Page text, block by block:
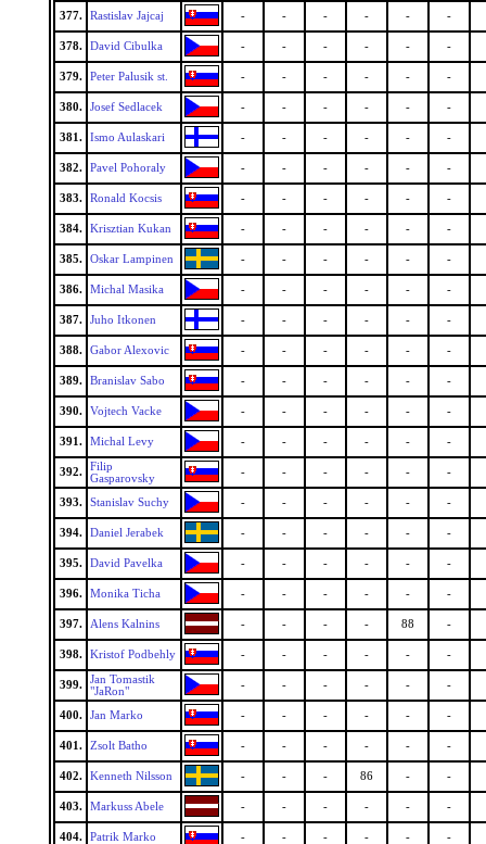
377. Rastislav Jajcaj - - - - - -
378. David Cibulka - - - - - -
379. Peter Palusik st. - - - - - -
380. Josef Sedlacek - - - - - -
381. Ismo Aulaskari - - - - - -
382. Pavel Pohoraly - - - - - -
383. Ronald Kocsis - - - - - -
384. Krisztian Kukan - - - - - -
385. Oskar Lampinen - - - - - -
386. Michal Masika - - - - - -
387. Juho Itkonen - - - - - -
388. Gabor Alexovic - - - - - -
389. Branislav Sabo - - - - - -
390. Vojtech Vacke - - - - - -
391. Michal Levy - - - - - -
392.
Filip
Gasparovsky
- - - - - -
393. Stanislav Suchy - - - - - -
394. Daniel Jerabek - - - - - -
395. David Pavelka - - - - - -
396. Monika Ticha - - - - - -
397. Alens Kalnins - - - - 88 -
398. Kristof Podbehly - - - - - -
399.
Jan Tomastik
"JaRon"
- - - - - -
400. Jan Marko - - - - - -
401. Zsolt Batho - - - - - -
402. Kenneth Nilsson - - - 86 - -
403. Markuss Abele - - - - - -
404. Patrik Marko - - - - - -